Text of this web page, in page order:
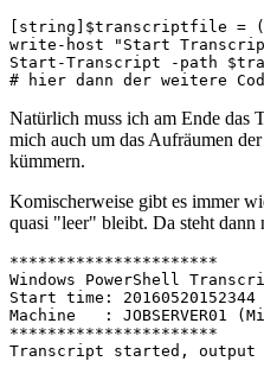
[string]$transcriptfile =
write-host "Start
Start-Transcript -path
# hier dann der weitere
Natürlich muss ich am Ende das
mich auch um das Aufräumen
kümmern.
Komischerweise gibt es immer
quasi "leer" bleibt. Da steht dann
**********************
Windows PowerShell
Start time: 20160520152344
Machine	  : JOBSERVER01 (Microsoft Windows NT 6.1.7601 Service Pack 1)
**********************
Transcript started, output